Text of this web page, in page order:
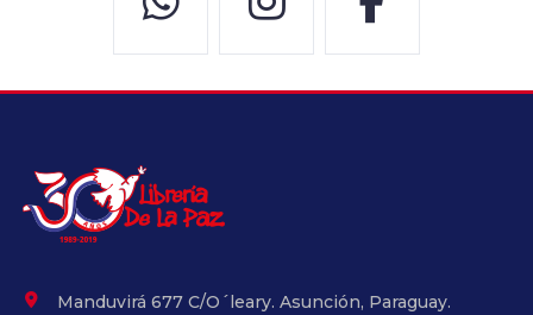
Manduvirá 677 C/O´leary. Asunción, Paraguay.